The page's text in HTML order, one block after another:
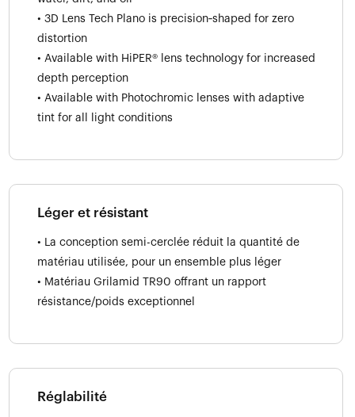
• 3D Lens Tech Plano is precision‑shaped for zero
distortion
• Available with HiPER® lens technology for increased
depth perception
• Available with Photochromic lenses with adaptive
tint for all light conditions
Léger et résistant
• La conception semi-cerclée réduit la quantité de
matériau utilisée, pour un ensemble plus léger
• Matériau Grilamid TR90 offrant un rapport
résistance/poids exceptionnel
Réglabilité